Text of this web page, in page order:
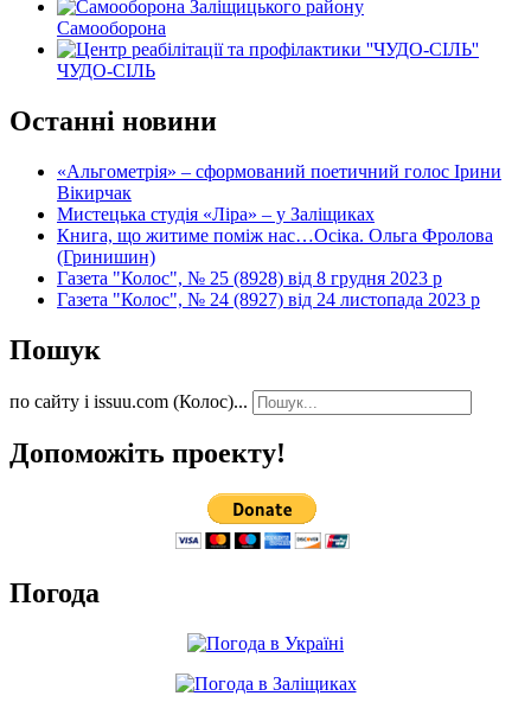
Самооборона
ЧУДО-СІЛЬ
Останні новини
«Альгометрія» – сформований поетичний голос Ірини
Вікирчак
Мистецька студія «Ліра» – у Заліщиках
Книга, що житиме поміж нас…Осіка. Ольга Фролова
(Гринишин)
Газета "Колос", № 25 (8928) від 8 грудня 2023 р
Газета "Колос", № 24 (8927) від 24 листопада 2023 р
Пошук
по сайту і issuu.com (Колос)...
Допоможіть проекту!
Погода